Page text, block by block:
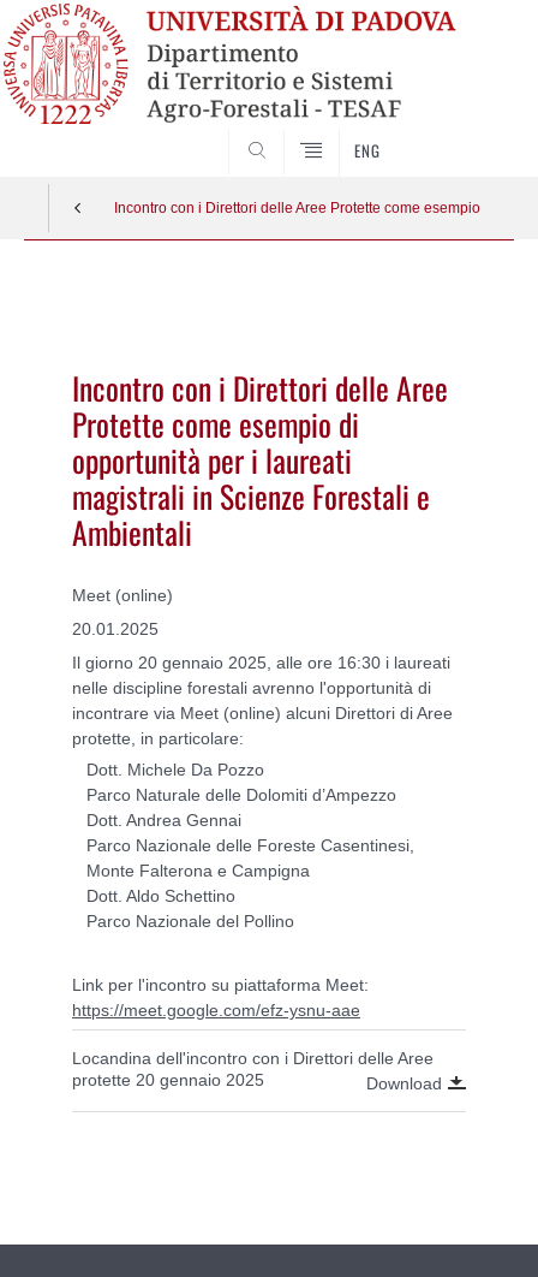
ENG
Incontro con i Direttori delle Aree Protette come esempio di
Incontro con i Direttori delle Aree
Protette come esempio di
opportunità per i laureati
magistrali in Scienze Forestali e
Ambientali
Meet (online)
20.01.2025
Il giorno 20 gennaio 2025, alle ore 16:30 i laureati
nelle discipline forestali avrenno l'opportunità di
incontrare via Meet (online) alcuni Direttori di Aree
protette, in particolare:
Dott. Michele Da Pozzo
Parco Naturale delle Dolomiti d’Ampezzo
Dott. Andrea Gennai
Parco Nazionale delle Foreste Casentinesi,
Monte Falterona e Campigna
Dott. Aldo Schettino
Parco Nazionale del Pollino
Link per l'incontro su piattaforma Meet:
https://meet.google.com/efz-ysnu-aae
Locandina dell'incontro con i Direttori delle Aree
protette 20 gennaio 2025
Download